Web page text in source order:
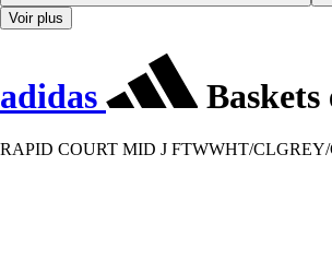
Voir plus
adidas
RAPID COURT MID J FTWWHT/